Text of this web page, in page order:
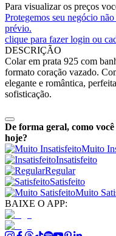
Para visualizar os preços
Protegemos seu negócio
prévio.
clique para fazer login ou
DESCRIÇÃO
Colar em prata 925 com
formato coração vazado.
elegante e romântica,
sofisticação.
De forma geral, como
hoje?
Muito
Insatisfeito
Regular
Satisfeito
Muito
BAIXE O APP: